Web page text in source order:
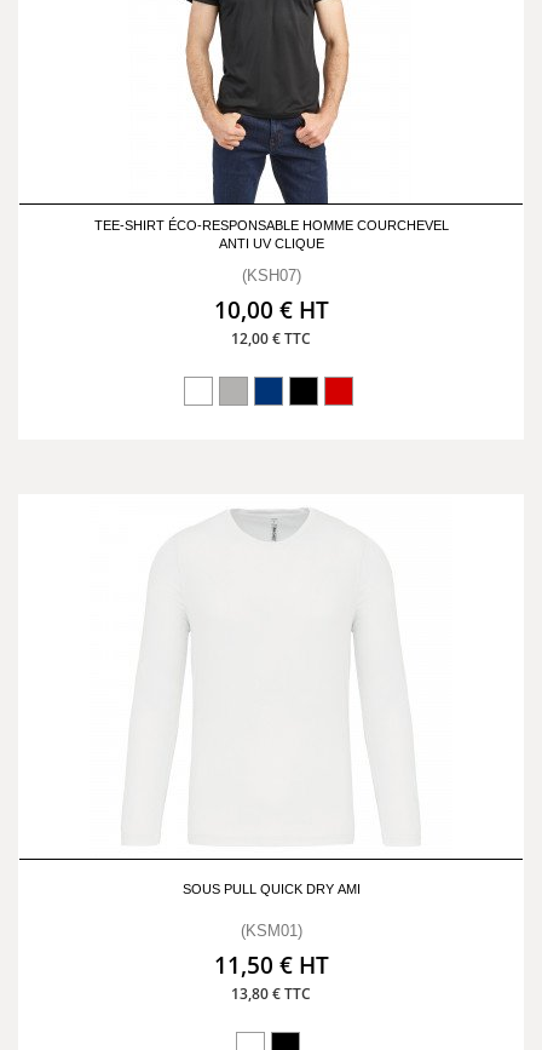
TEE-SHIRT ÉCO-RESPONSABLE HOMME COURCHEVEL
ANTI UV CLIQUE
(KSH07)
10,00 € HT
12,00 € TTC
SOUS PULL QUICK DRY AMI
(KSM01)
11,50 € HT
13,80 € TTC